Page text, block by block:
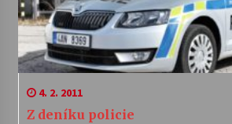
4. 2. 2011
Z deníku policie